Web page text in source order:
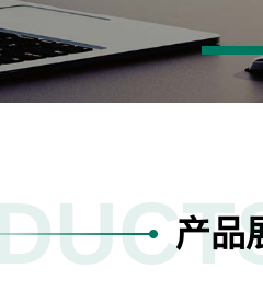
产品